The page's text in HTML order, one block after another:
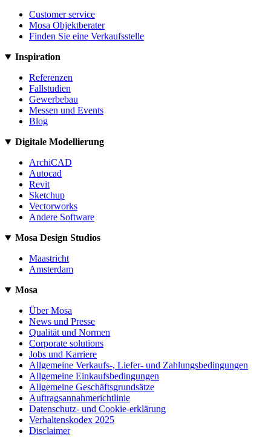
Customer service
Mosa Objektberater
Finden Sie eine Verkaufsstelle
Inspiration
Referenzen
Fallstudien
Gewerbebau
Messen und Events
Blog
Digitale Modellierung
ArchiCAD
Autocad
Revit
Sketchup
Vectorworks
Andere Software
Mosa Design Studios
Maastricht
Amsterdam
Mosa
Über Mosa
News und Presse
Qualität und Normen
Corporate solutions
Jobs und Karriere
Allgemeine Verkaufs-, Liefer- und Zahlungsbedingungen
Allgemeine Einkaufsbedingungen
Allgemeine Geschäftsgrundsätze
Auftragsannahmerichtlinie
Datenschutz- und Cookie-erklärung
Verhaltenskodex 2025
Disclaimer